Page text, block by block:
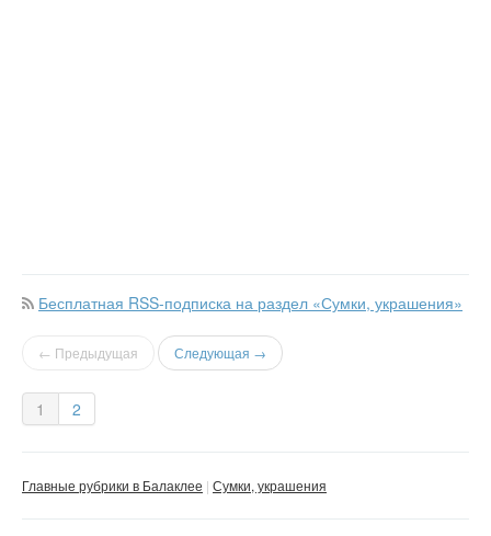
Бесплатная RSS-подписка на раздел «Сумки, украшения»
← Предыдущая Следующая →
1 2
Главные рубрики в Балаклее Сумки, украшения